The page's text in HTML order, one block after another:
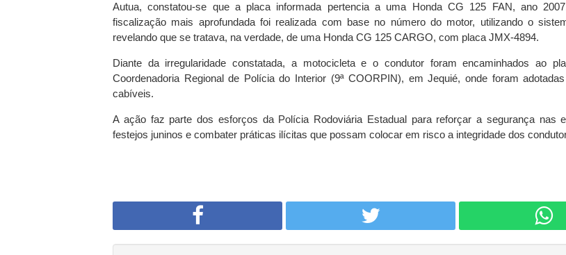
Autua, constatou-se que a placa informada pertencia a uma Honda CG 125 FAN, ano
fiscalização mais aprofundada foi realizada com base no número do motor, utilizando o
revelando que se tratava, na verdade, de uma Honda CG 125 CARGO, com placa JMX-4894.
Diante da irregularidade constatada, a motocicleta e o condutor foram encaminhados ao
Coordenadoria Regional de Polícia do Interior (9ª COORPIN), em Jequié, onde foram
cabíveis.
A ação faz parte dos esforços da Polícia Rodoviária Estadual para reforçar a segurança nas
festejos juninos e combater práticas ilícitas que possam colocar em risco a integridade dos